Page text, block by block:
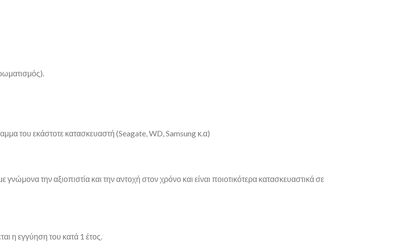
του εκάστοτε κατασκευαστή (Seagate, WD, Samsung κ.α)
την αξιοπιστία και την αντοχή στον χρόνο και είναι ποιοτικότερα κατασκευαστικά σε
η εγγύηση του κατά 1 έτος.